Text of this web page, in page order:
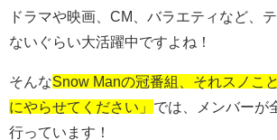
ドラマや映画、 CM
、バラエティなど、
ないぐらい大活躍中ですよね！
そんなSnow Manの冠番組、それスノこ
にやらせてください」 では、メンバーが
行っています！